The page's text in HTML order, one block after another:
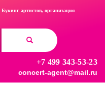
Букинг артистов, организация
+7 499 343-53-23
concert-agent@mail.ru